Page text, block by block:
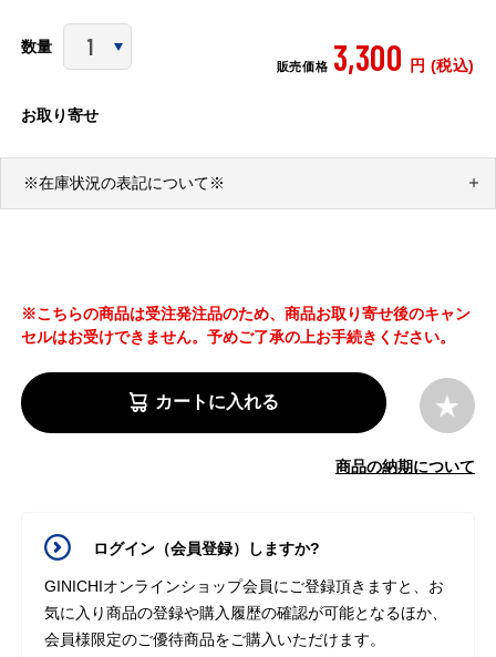
数量
販売価格 3,300 円 (税込)
お取り寄せ
※在庫状況の表記について※
※こちらの商品は受注発注品のため、商品お取り寄せ後のキャン
セルはお受けできません。予めご了承の上お手続きください。
カートに入れる
商品の納期について
ログイン（会員登録）しますか?
GINICHIオンラインショップ会員にご登録頂きますと、お
気に入り商品の登録や購入履歴の確認が可能となるほか、
会員様限定のご優待商品をご購入いただけます。